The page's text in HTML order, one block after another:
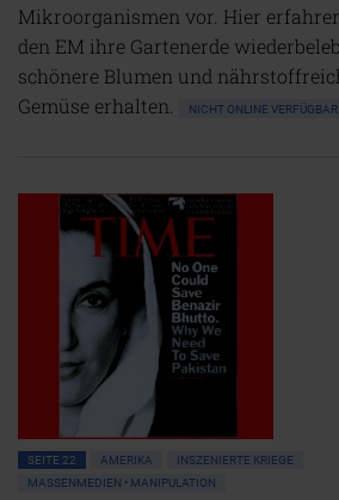
Mikroorganismen vor. Hier
den EM ihre Gartenerde
schönere Blumen und
Gemüse erhalten.
NICHT ONLINE
SEITE 22 AMERIKA
INSZENIERTE KRIEGE
MASSENMEDIEN • MANIPULATION